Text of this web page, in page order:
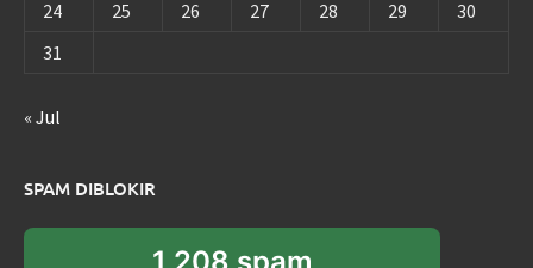
24
25 26 27 28 29
30
31
« Jul
SPAM DIBLOKIR